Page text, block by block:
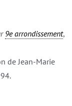
9e arrondissement,
de Jean-Marie